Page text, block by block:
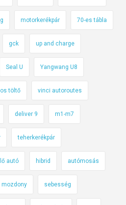
motorkerékpár 70-es tábla
gck up and charge
Seal U Yangwang U8
töltő vinci autoroutes
deliver 9 m1-m7
teherkerékpár
autó hibrid autómosás
mozdony sebesség